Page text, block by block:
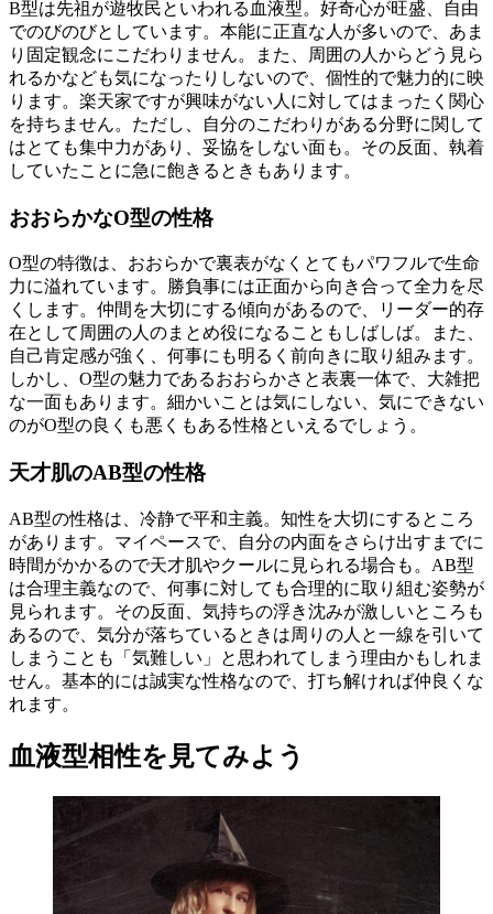
B型は先祖が遊牧民といわれる血液型。好奇心が旺盛、自由
でのびのびとしています。本能に正直な人が多いので、あま
り固定観念にこだわりません。また、周囲の人からどう見ら
れるかなども気になったりしないので、個性的で魅力的に映
ります。楽天家ですが興味がない人に対してはまったく関心
を持ちません。ただし、自分のこだわりがある分野に関して
はとても集中力があり、妥協をしない面も。その反面、執着
していたことに急に飽きるときもあります。
おおらかなO型の性格
O型の特徴は、おおらかで裏表がなくとてもパワフルで生命
力に溢れています。勝負事には正面から向き合って全力を尽
くします。仲間を大切にする傾向があるので、リーダー的存
在として周囲の人のまとめ役になることもしばしば。また、
自己肯定感が強く、何事にも明るく前向きに取り組みます。
しかし、O型の魅力であるおおらかさと表裏一体で、大雑把
な一面もあります。細かいことは気にしない、気にできない
のがO型の良くも悪くもある性格といえるでしょう。
天才肌のAB型の性格
AB型の性格は、冷静で平和主義。知性を大切にするところ
があります。マイペースで、自分の内面をさらけ出すまでに
時間がかかるので天才肌やクールに見られる場合も。AB型
は合理主義なので、何事に対しても合理的に取り組む姿勢が
見られます。その反面、気持ちの浮き沈みが激しいところも
あるので、気分が落ちているときは周りの人と一線を引いて
しまうことも「気難しい」と思われてしまう理由かもしれま
せん。基本的には誠実な性格なので、打ち解ければ仲良くな
れます。
血液型相性を見てみよう